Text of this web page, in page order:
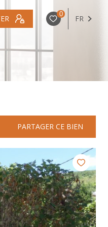
0 FR
PARTAGER CE BIEN